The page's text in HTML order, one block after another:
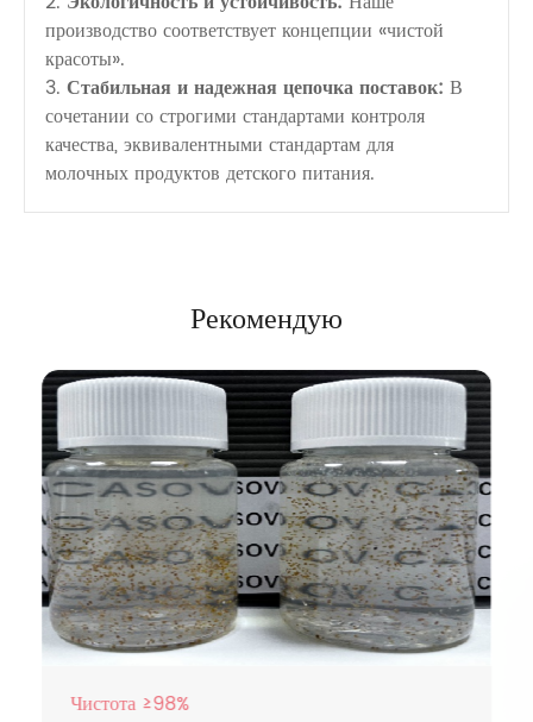
производство соответствует концепции «чистой
красоты».
3. Стабильная и надежная цепочка поставок: В
сочетании со строгими стандартами контроля
качества, эквивалентными стандартам для
молочных продуктов детского питания.
Рекомендую
Чистота ≥98%